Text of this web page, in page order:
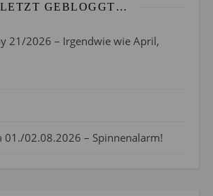
GEBLOGGT…
21/2026 – Irgendwie wie April,
01./02.08.2026 – Spinnenalarm!